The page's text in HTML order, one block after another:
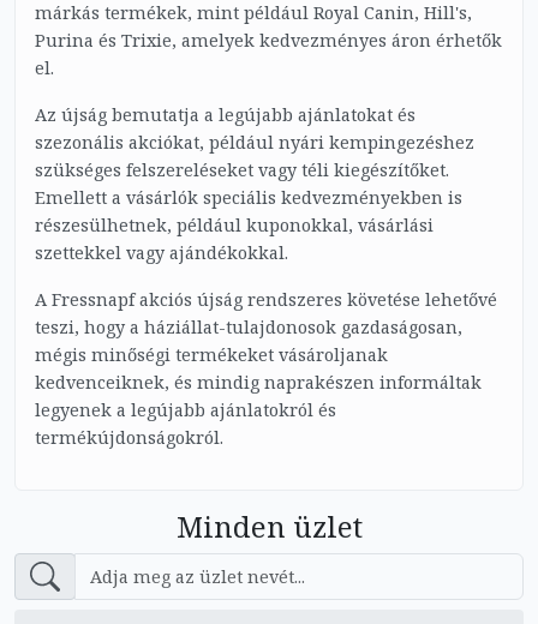
márkás termékek, mint például Royal Canin, Hill's,
Purina és Trixie, amelyek kedvezményes áron érhetők
el.
Az újság bemutatja a legújabb ajánlatokat és
szezonális akciókat, például nyári kempingezéshez
szükséges felszereléseket vagy téli kiegészítőket.
Emellett a vásárlók speciális kedvezményekben is
részesülhetnek, például kuponokkal, vásárlási
szettekkel vagy ajándékokkal.
A Fressnapf akciós újság rendszeres követése lehetővé
teszi, hogy a háziállat-tulajdonosok gazdaságosan,
mégis minőségi termékeket vásároljanak
kedvenceiknek, és mindig naprakészen informáltak
legyenek a legújabb ajánlatokról és
termékújdonságokról.
Minden üzlet